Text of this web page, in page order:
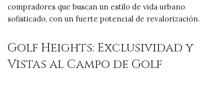
compradores que buscan un estilo de vida urbano
sofisticado, con un fuerte potencial de revalorización.
Golf Heights: Exclusividad y
Vistas al Campo de Golf